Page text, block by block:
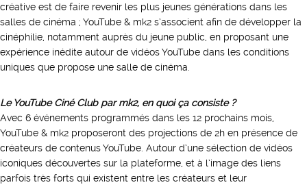
créative est de faire revenir les plus jeunes générations dans les
salles de cinéma ; YouTube & mk2 s’associent afin de développer la
cinéphilie, notamment auprès du jeune public, en proposant une
expérience inédite autour de vidéos YouTube dans les conditions
uniques que propose une salle de cinéma.
Le YouTube Ciné Club par mk2, en quoi ça consiste ?
Avec 6 événements programmés dans les 12 prochains mois,
YouTube & mk2 proposeront des projections de 2h en présence de
créateurs de contenus YouTube. Autour d’une sélection de vidéos
iconiques découvertes sur la plateforme, et à l’image des liens
parfois très forts qui existent entre les créateurs et leur